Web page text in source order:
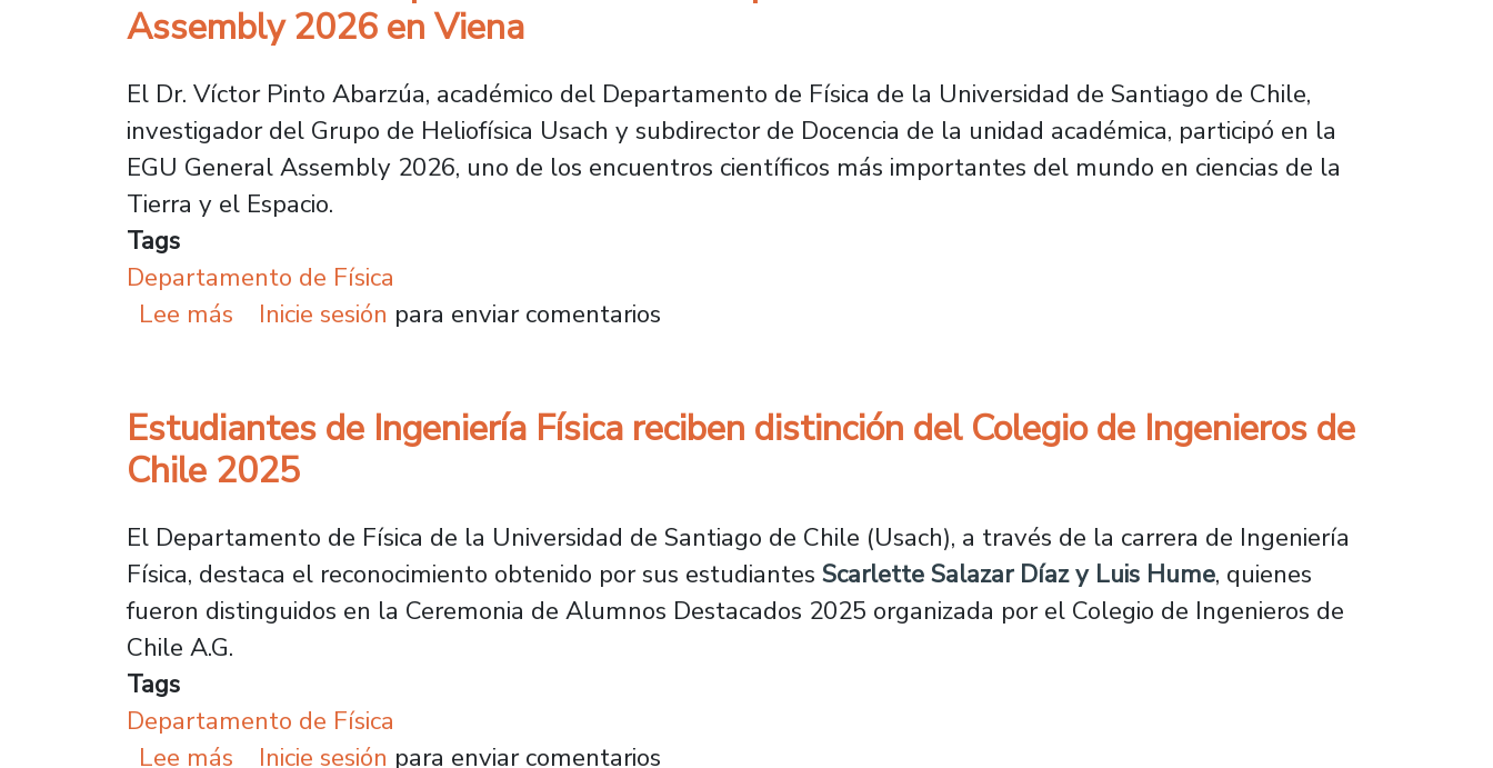
Assembly 2026 en Viena
El Dr. Víctor Pinto Abarzúa, académico del Departamento de Física de la Universidad de Santiago de Chile,
investigador del Grupo de Heliofísica Usach y subdirector de Docencia de la unidad académica, participó en la
EGU General Assembly 2026, uno de los encuentros científicos más importantes del mundo en ciencias de la
Tierra y el Espacio.
Tags
Departamento de Física
Lee más sobre Académico del Departamento de Física presenta en conferencia EGU General Assembly 2026 en Viena
Inicie sesión para enviar comentarios
Estudiantes de Ingeniería Física reciben distinción del Colegio de Ingenieros de
Chile 2025
El Departamento de Física de la Universidad de Santiago de Chile (Usach), a través de la carrera de Ingeniería
Física, destaca el reconocimiento obtenido por sus estudiantes Scarlette Salazar Díaz y Luis Hume, quienes
fueron distinguidos en la Ceremonia de Alumnos Destacados 2025 organizada por el Colegio de Ingenieros de
Chile A.G.
Tags
Departamento de Física
Lee más sobre Estudiantes de Ingeniería Física reciben distinción del Colegio de Ingenieros de Chile 2025
Inicie sesión para enviar comentarios